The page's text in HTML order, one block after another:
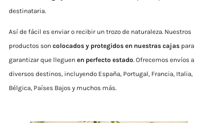
destinataria.
Así de fácil es enviar o recibir un trozo de naturaleza. Nuestros
productos son colocados y protegidos en nuestras cajas para
garantizar que lleguen en perfecto estado. Ofrecemos envíos a
diversos destinos, incluyendo España, Portugal, Francia, Italia,
Bélgica, Países Bajos y muchos más.